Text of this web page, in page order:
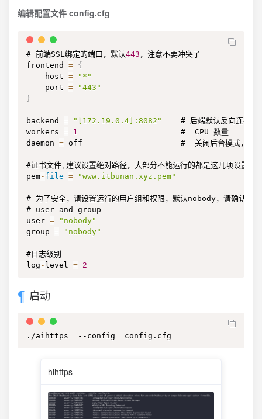
编辑配置文件 config.cfg
# 前端SSL绑定的端口，默认443 ，注意不要冲突了
frontend = {
    host
=
"*"
    port
=
"443"
}
backend = "[172.19.0.4]:8082"
    # 后端默认反向连接
workers = 1
                      #  CPU 数量
daemon = off                     #  关闭后台模式，方便
#证书文件 , 建议设置绝对路径，大部分不能运行的都是这几项设置错
pem- file = "www.itbunan.xyz.pem"
# 为了安全，请设置运行的用户组和权限，默认nobody，请确认系
# user and group
user =
"nobody"
group = "nobody"
#日志级别
log - level = 2
启动
./aihttps  --config  config.cfg
hihttps